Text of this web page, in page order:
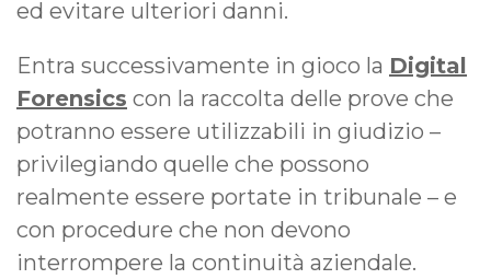
ed evitare ulteriori danni.
Entra successivamente in gioco la Digital
Forensics con la raccolta delle prove che
potranno essere utilizzabili in giudizio –
privilegiando quelle che possono
realmente essere portate in tribunale – e
con procedure che non devono
interrompere la continuità aziendale.